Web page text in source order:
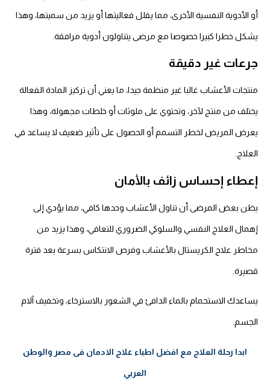
أو الأدوية النفسية الأخرى، مما يقلل فعاليتها أو يزيد من سميتها، وهذا
يشكل خطرا كبيرا خصوصا مع مرضى يتناولون أدوية مرافقة.
جرعات غير دقيقة
منتجات الأعشاب غالبا غير منظمة جيدا، ما يعني أن تركيز المادة الفعالة
يختلف من منتج لآخر، وتحتوي على ملوثات أو خلطات مجهولة، وهذا
يعرض المريض لخطر التسمم أو الحصول على تأثير ضعيف لا يساعد في
العلاج.
إعطاء إحساس زائف بالأمان
يظن بعض المرضى أن تناول الأعشاب وحدها كافي، مما يؤدي إلى
إهمال العلاج النفسي والسلوكي الضروري للتعافي، وهذا يزيد من
مخاطر علاج الكريستال بالأعشاب وفرص الانتكاس بسرعة بعد فترة
قصيرة.
يساعدك الاستحمام بالماء الدافئ في الشعور بالاسترخاء، وتخفيف آلام
الجسم.
ابدا رحلة العلاج مع افضل اطباء علاج الادمان فى مصر والوطن
العربي